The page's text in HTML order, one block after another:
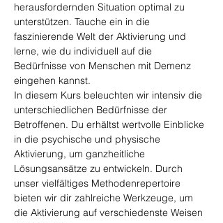
herausfordernden Situation optimal zu
unterstützen. Tauche ein in die
faszinierende Welt der Aktivierung und
lerne, wie du individuell auf die
Bedürfnisse von Menschen mit Demenz
eingehen kannst.
In diesem Kurs beleuchten wir intensiv die
unterschiedlichen Bedürfnisse der
Betroffenen. Du erhältst wertvolle Einblicke
in die psychische und physische
Aktivierung, um ganzheitliche
Lösungsansätze zu entwickeln. Durch
unser vielfältiges Methodenrepertoire
bieten wir dir zahlreiche Werkzeuge, um
die Aktivierung auf verschiedenste Weisen